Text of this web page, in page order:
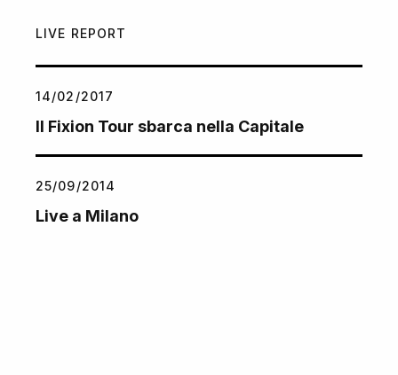
LIVE REPORT
14/02/2017
Il Fixion Tour sbarca nella Capitale
25/09/2014
Live a Milano